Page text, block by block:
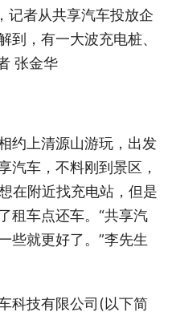
记者从共享汽车投放企
到，有一大波充电桩、
张金华
约上清源山游玩，出发
汽车，不料刚到景区，
在附近找充电站，但是
租车点还车。“共享汽
些就更好了。”李先生
科技有限公司(以下简